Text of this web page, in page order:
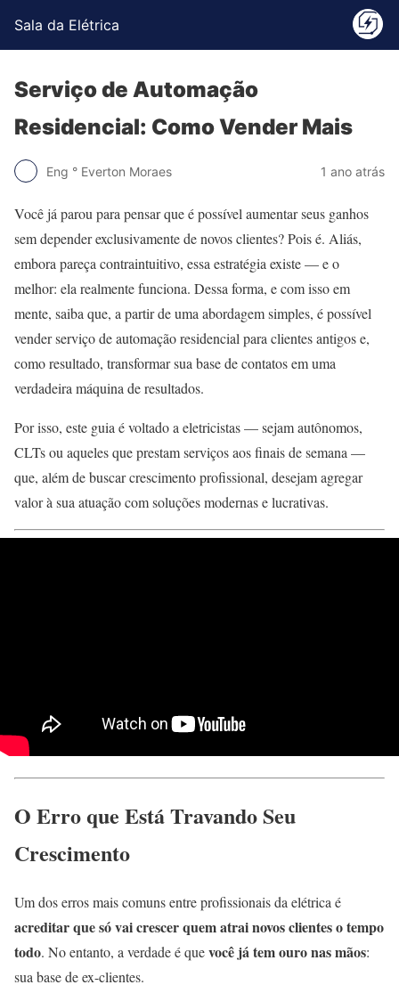
Sala da Elétrica
Serviço de Automação
Residencial: Como Vender Mais
Eng ° Everton Moraes 1 ano atrás
Você já parou para pensar que é possível aumentar seus ganhos
sem depender exclusivamente de novos clientes? Pois é. Aliás,
embora pareça contraintuitivo, essa estratégia existe — e o
melhor: ela realmente funciona. Dessa forma, e com isso em
mente, saiba que, a partir de uma abordagem simples, é possível
vender serviço de automação residencial para clientes antigos e,
como resultado, transformar sua base de contatos em uma
verdadeira máquina de resultados.
Por isso, este guia é voltado a eletricistas — sejam autônomos,
CLTs ou aqueles que prestam serviços aos finais de semana —
que, além de buscar crescimento profissional, desejam agregar
valor à sua atuação com soluções modernas e lucrativas.
O Erro que Está Travando Seu
Crescimento
Um dos erros mais comuns entre profissionais da elétrica é
acreditar que só vai crescer quem atrai novos clientes o tempo
todo. No entanto, a verdade é quevocê já tem ouro nas mãos:
sua base de ex-clientes.